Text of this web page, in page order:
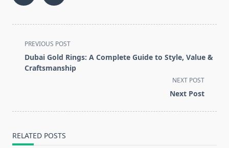
<span
class="nav-
subtitle
PREVIOUS POST
Dubai Gold Rings: A Complete Guide to Style, Value &
Craftsmanship
NEXT POST
Next Post
RELATED POSTS